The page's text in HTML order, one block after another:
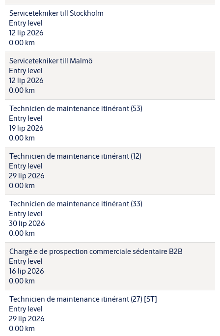
Servicetekniker till Stockholm
Entry level
12 lip 2026
0.00 km
Servicetekniker till Malmö
Entry level
12 lip 2026
0.00 km
Technicien de maintenance itinérant (53)
Entry level
19 lip 2026
0.00 km
Technicien de maintenance itinérant (12)
Entry level
29 lip 2026
0.00 km
Technicien de maintenance itinérant (33)
Entry level
30 lip 2026
0.00 km
Chargé.e de prospection commerciale sédentaire B2B
Entry level
16 lip 2026
0.00 km
Technicien de maintenance itinérant (27) [ST]
Entry level
29 lip 2026
0.00 km